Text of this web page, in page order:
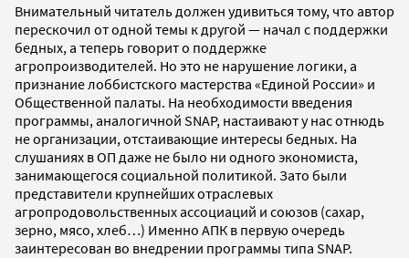
Внимательный читатель должен удивиться тому, что автор
перескочил от одной темы к другой — начал с поддержки
бедных, а теперь говорит о поддержке
агропроизводителей. Но это не нарушение логики, а
признание лоббистского мастерства «Единой России» и
Общественной палаты. На необходимости введения
программы, аналогичной SNAP, настаивают у нас отнюдь
не организации, отстаивающие интересы бедных. На
слушаниях в ОП даже не было ни одного экономиста,
занимающегося социальной политикой. Зато были
представители крупнейших отраслевых
агропродовольственных ассоциаций и союзов (сахар,
зерно, мясо, хлеб…) Именно АПК в первую очередь
заинтересован во внедрении программы типа SNAP.